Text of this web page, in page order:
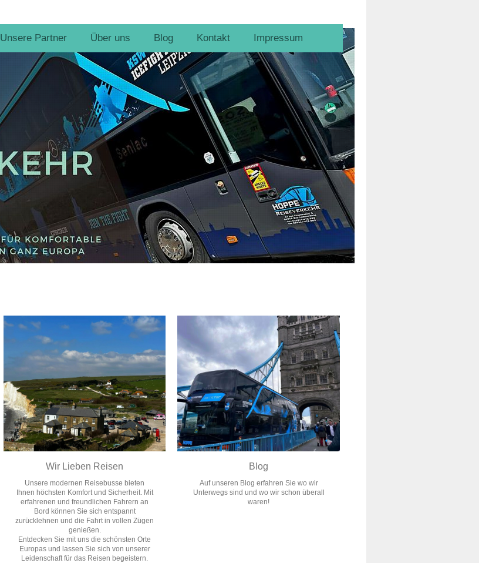
Unsere Partner Über uns Blog Kontakt Impressum
Wir Lieben Reisen
Unsere modernen Reisebusse bieten
Ihnen höchsten Komfort und Sicherheit. Mit
erfahrenen und freundlichen Fahrern an
Bord können Sie sich entspannt
zurücklehnen und die Fahrt in vollen Zügen
genießen.
Entdecken Sie mit uns die schönsten Orte
Europas und lassen Sie sich von unserer
Leidenschaft für das Reisen begeistern.
Blog
Auf unseren Blog erfahren Sie wo wir
Unterwegs sind und wo wir schon überall
waren!